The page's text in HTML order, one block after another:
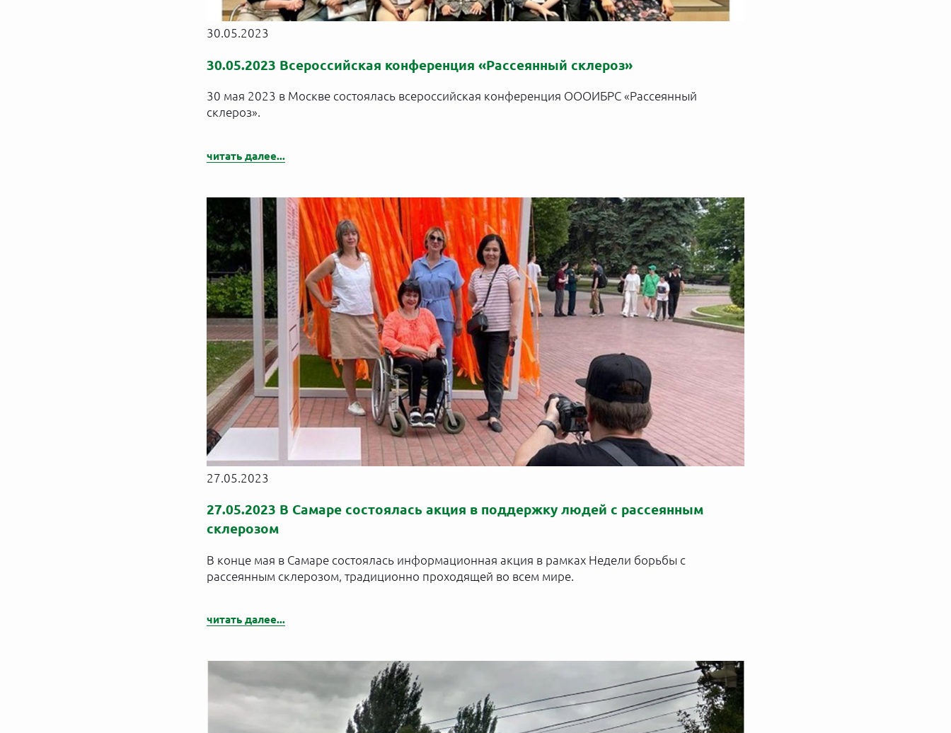
30.05.2023
30.05.2023 Всероссийская конференция «Рассеянный склероз»
30 мая 2023 в Москве состоялась всероссийская конференция ОООИБРС «Рассеянный
склероз».
читать далее...
27.05.2023
27.05.2023 В Самаре состоялась акция в поддержку людей с рассеянным
склерозом
В конце мая в Самаре состоялась информационная акция в рамках Недели борьбы с
рассеянным склерозом, традиционно проходящей во всем мире.
читать далее...